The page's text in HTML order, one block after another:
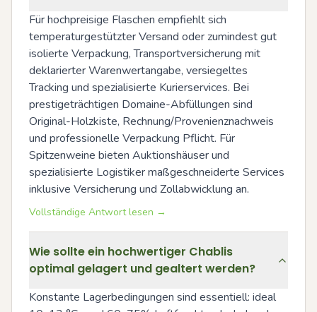
Für hochpreisige Flaschen empfiehlt sich
temperaturgestützter Versand oder zumindest gut
isolierte Verpackung, Transportversicherung mit
deklarierter Warenwertangabe, versiegeltes
Tracking und spezialisierte Kurierservices. Bei
prestigeträchtigen Domaine-Abfüllungen sind
Original-Holzkiste, Rechnung/Provenienznachweis
und professionelle Verpackung Pflicht. Für
Spitzenweine bieten Auktionshäuser und
spezialisierte Logistiker maßgeschneiderte Services
inklusive Versicherung und Zollabwicklung an.
Vollständige Antwort lesen →
Wie sollte ein hochwertiger Chablis
optimal gelagert und gealtert werden?
Konstante Lagerbedingungen sind essentiell: ideal